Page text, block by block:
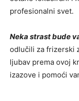
profesionalni svet.
Neka strast bude
odlučili za frizerski
ljubav prema ovoj
izazove i pomoći